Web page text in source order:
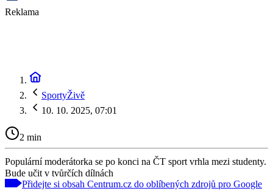
Reklama
SportyŽivě
10. 10. 2025, 07:01
2 min
Populární moderátorka se po konci na ČT sport vrhla mezi studenty.
Bude učit v tvůrčích dílnách
Přidejte si obsah Centrum.cz do oblíbených zdrojů pro Google